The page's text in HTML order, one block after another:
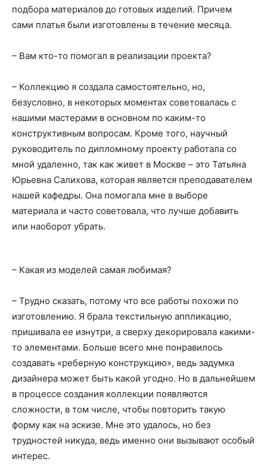
подбора материалов до готовых изделий. Причем
сами платья были изготовлены в течение месяца.
– Вам кто-то помогал в реализации проекта?
– Коллекцию я создала самостоятельно, но,
безусловно, в некоторых моментах советовалась с
нашими мастерами в основном по каким-то
конструктивным вопросам. Кроме того, научный
руководитель по дипломному проекту работала со
мной удаленно, так как живет в Москве – это Татьяна
Юрьевна Салихова, которая является преподавателем
нашей кафедры. Она помогала мне в выборе
материала и часто советовала, что лучше добавить
или наоборот убрать.
– Какая из моделей самая любимая?
– Трудно сказать, потому что все работы похожи по
изготовлению. Я брала текстильную аппликацию,
пришивала ее изнутри, а сверху декорировала какими-
то элементами. Больше всего мне понравилось
создавать «реберную конструкцию», ведь задумка
дизайнера может быть какой угодно. Но в дальнейшем
в процессе создания коллекции появляются
сложности, в том числе, чтобы повторить такую
форму как на эскизе. Мне это удалось, но без
трудностей никуда, ведь именно они вызывают особый
интерес.